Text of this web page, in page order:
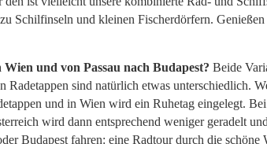
und kleinen Fischerdörfern.
und von Passau nach Budapest? Beide
sind natürlich etwas unterschiedlich.
und in Wien wird ein Ruhetag eingelegt.
wird dann entsprechend weniger geradelt
Budapest fahren: eine Radtour durch die schöne